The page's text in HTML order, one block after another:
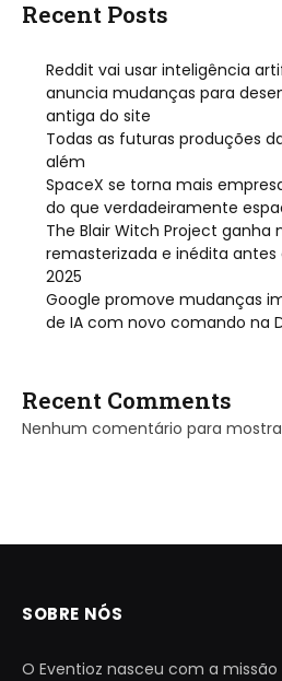
Recent Posts
Reddit vai usar inteligência
anuncia mudanças para
antiga do site
Todas as futuras produções
além
SpaceX se torna mais
do que verdadeiramente
The Blair Witch Project ganha
remasterizada e inédita
2025
Google promove mudanças
de IA com novo comando na
Recent Comments
Nenhum comentário para
SOBRE NÓS
O Eventioz nasceu com a